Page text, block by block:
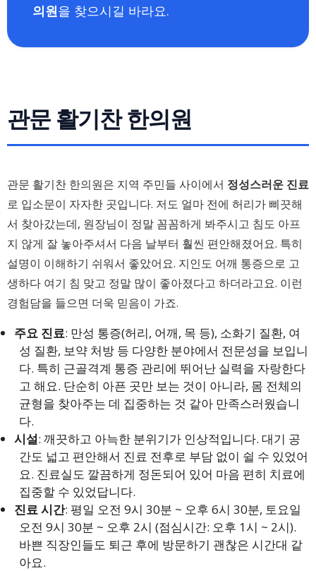
의원을 찾으시길 바라요.
관문 활기찬 한의원
관문 활기찬 한의원은 지역 주민들 사이에서 정성스러운 진료
로 입소문이 자자한 곳입니다. 저도 얼마 전에 허리가 삐끗해
서 찾아갔는데, 원장님이 정말 꼼꼼하게 봐주시고 침도 아프
지 않게 잘 놓아주셔서 다음 날부터 훨씬 편안해졌어요. 특히
설명이 이해하기 쉬워서 좋았어요. 지인도 어깨 통증으로 고
생하다 여기 침 맞고 정말 많이 좋아졌다고 하더라고요. 이런
경험담을 들으면 더욱 믿음이 가죠.
주요 진료: 만성 통증(허리, 어깨, 목 등), 소화기 질환, 여
성 질환, 보약 처방 등 다양한 분야에서 전문성을 보입니
다. 특히 근골격계 통증 관리에 뛰어난 실력을 자랑한다
고 해요. 단순히 아픈 곳만 보는 것이 아니라, 몸 전체의
균형을 찾아주는 데 집중하는 것 같아 만족스러웠습니
다.
시설: 깨끗하고 아늑한 분위기가 인상적입니다. 대기 공
간도 넓고 편안해서 진료 전후로 부담 없이 쉴 수 있었어
요. 진료실도 깔끔하게 정돈되어 있어 마음 편히 치료에
집중할 수 있었답니다.
진료 시간: 평일 오전 9시 30분 ~ 오후 6시 30분, 토요일
오전 9시 30분 ~ 오후 2시 (점심시간: 오후 1시 ~ 2시).
바쁜 직장인들도 퇴근 후에 방문하기 괜찮은 시간대 같
아요.